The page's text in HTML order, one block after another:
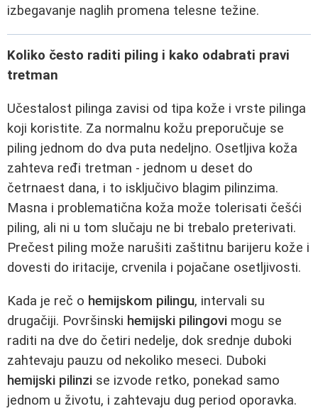
izbegavanje naglih promena telesne težine.
Koliko često raditi piling i kako odabrati pravi
tretman
Učestalost pilinga zavisi od tipa kože i vrste pilinga
koji koristite. Za normalnu kožu preporučuje se
piling jednom do dva puta nedeljno. Osetljiva koža
zahteva ređi tretman - jednom u deset do
četrnaest dana, i to isključivo blagim pilinzima.
Masna i problematična koža može tolerisati češći
piling, ali ni u tom slučaju ne bi trebalo preterivati.
Prečest piling može narušiti zaštitnu barijeru kože i
dovesti do iritacije, crvenila i pojačane osetljivosti.
Kada je reč o hemijskom pilingu, intervali su
drugačiji. Površinski hemijski pilingovi mogu se
raditi na dve do četiri nedelje, dok srednje duboki
zahtevaju pauzu od nekoliko meseci. Duboki
hemijski pilinzi se izvode retko, ponekad samo
jednom u životu, i zahtevaju dug period oporavka.